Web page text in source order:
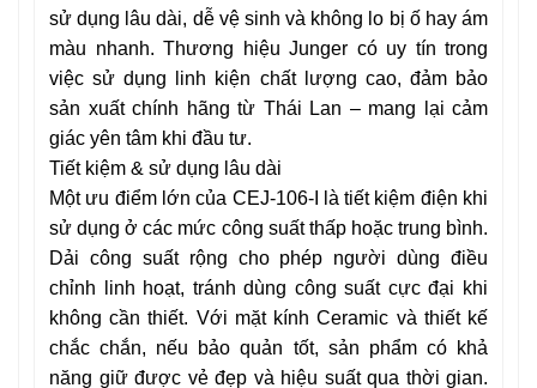
sử dụng lâu dài, dễ vệ sinh và không lo bị ố hay ám
màu nhanh. Thương hiệu Junger có uy tín trong
việc sử dụng linh kiện chất lượng cao, đảm bảo
sản xuất chính hãng từ Thái Lan – mang lại cảm
giác yên tâm khi đầu tư.
Tiết kiệm & sử dụng lâu dài
Một ưu điểm lớn của CEJ-106-I là tiết kiệm điện khi
sử dụng ở các mức công suất thấp hoặc trung bình.
Dải công suất rộng cho phép người dùng điều
chỉnh linh hoạt, tránh dùng công suất cực đại khi
không cần thiết. Với mặt kính Ceramic và thiết kế
chắc chắn, nếu bảo quản tốt, sản phẩm có khả
năng giữ được vẻ đẹp và hiệu suất qua thời gian.